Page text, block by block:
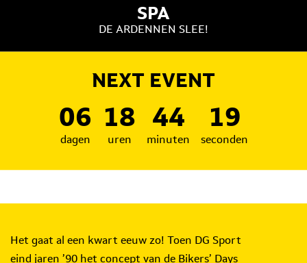
SPA
DE ARDENNEN SLEE!
NEXT EVENT
06
dagen
18
uren
44
minuten
17
seconden
Het gaat al een kwart eeuw zo! Toen DG Sport
eind jaren ’90 het concept van de Bikers’ Days